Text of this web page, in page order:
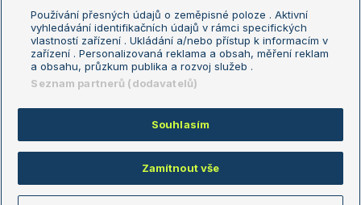
Podmínky užití
Nastavení soukromí
GDPR a žurnalistika
Reklama
Kontakt
Informace o zpracování osobních
údajů
Copyright © 2008-2026 TenisPortal.cz. Využíváme zpravodajství ČTK.
Používání přesných údajů o zeměpisné poloze . Aktivní
vyhledávání identifikačních údajů v rámci specifických
vlastností zařízení . Ukládání a/nebo přístup k informacím v
zařízení . Personalizovaná reklama a obsah, měření reklam
a obsahu, průzkum publika a rozvoj služeb .
Seznam partnerů (dodavatelů)
Souhlasím
Zamítnout vše